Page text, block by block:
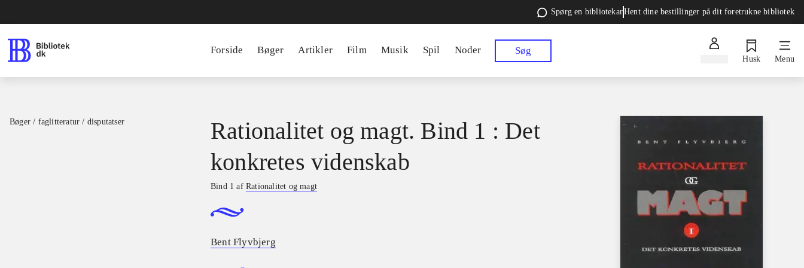
Spørg en bibliotekarHent dine bestillinger på dit foretrukne bibliotek
Forside Bøger Artikler Film Musik Spil Noder Søg
Husk Menu
Bøger / faglitteratur / disputatser
Rationalitet og magt. Bind 1 : Det
konkretes videnskab
Bind 1 afRationalitet og magt
Bent Flyvbjerg